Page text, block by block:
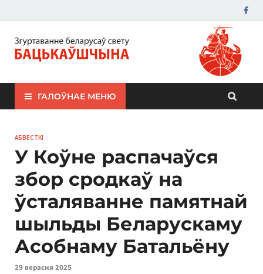
ЗБС "Бацькаўшчына"
ГАЛОЎНАЕ МЕНЮ
АБВЕСТКІ
У Коўне распачаўся
збор сродкаў на
ўсталяванне памятнай
шыльды Беларускаму
Асобнаму Батальёну
29 верасня 2025